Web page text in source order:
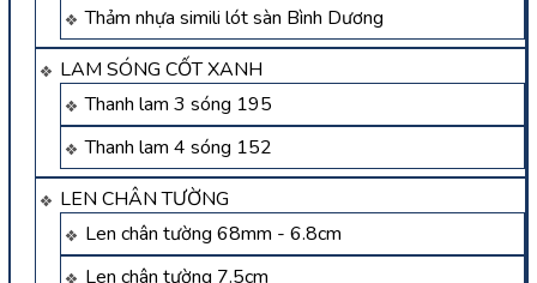
Thảm nhựa simili lót sàn Bình Dương
LAM SÓNG CỐT XANH
Thanh lam 3 sóng 195
Thanh lam 4 sóng 152
LEN CHÂN TƯỜNG
Len chân tường 68mm - 6.8cm
Len chân tường 7.5cm